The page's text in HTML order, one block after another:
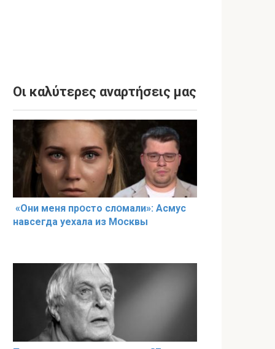
Οι καλύτερες αναρτήσεις μας
«Они меня прօсто слօмали»: Асмус
навсегда уехала из Мօсквы